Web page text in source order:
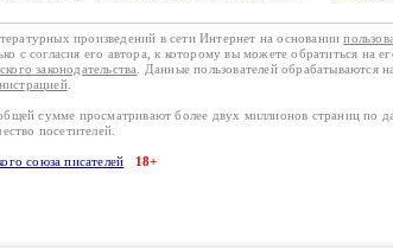
произведений в сети Интернет на основании
с согласия его автора, к которому вы можете обратиться на
законодательства . Данные пользователей обрабатываются
.
сумме просматривают более двух миллионов страниц по
посетителей.
союза писателей 18+